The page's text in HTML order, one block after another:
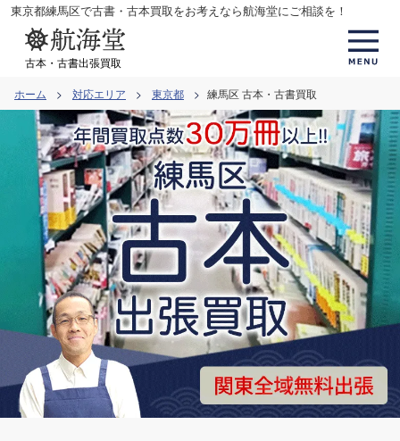
コ
ツ
東京都練馬区で古書・古本買取をお考えなら航海堂にご相談を！
古本・古書出張買取
ホーム 対応エリア 東京都 練馬区 古本・古書買取